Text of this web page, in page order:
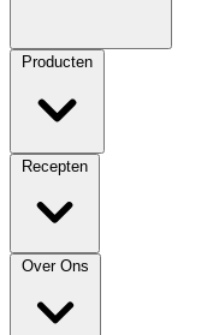
Producten
Recepten
Over Ons